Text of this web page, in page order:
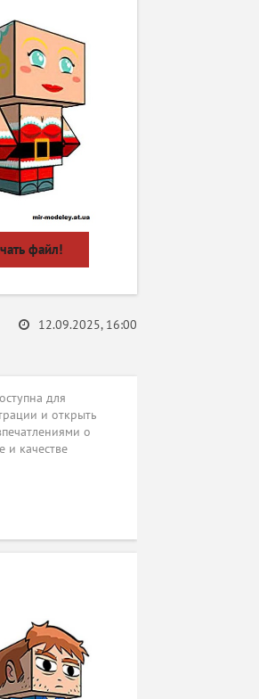
файл!
12.09.2025, 16:00
для
и открыть
о
и качестве